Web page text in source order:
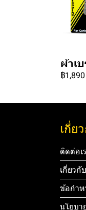
ผ้าเ
฿1,890
เกี่ย
ติดต่อเ
เกี่ยวกั
ข้อกำห
นโยบา